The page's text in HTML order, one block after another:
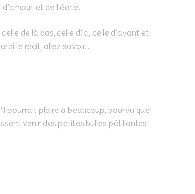
et de féerie.
de là bas, celle d’ici, celle d’avant et
le récit, allez savoir…
pourrait plaire à beaucoup, pourvu que
venir des petites bulles pétillantes